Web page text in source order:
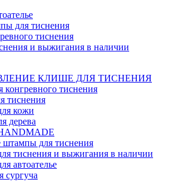
для тиснения
тиснения
и выжигания в наличии
КЛИШЕ ДЛЯ ТИСНЕНИЯ
конгревного тиснения
тиснения
кожи
дерева
для тиснения
тиснения и выжигания в наличии
автоателье
сургуча